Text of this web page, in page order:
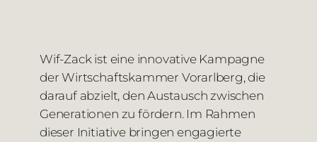
Wif-Zack ist eine innovative Kampagne
der Wirtschaftskammer Vorarlberg, die
darauf abzielt, den Austausch zwischen
Generationen zu fördern. Im Rahmen
dieser Initiative bringen engagierte